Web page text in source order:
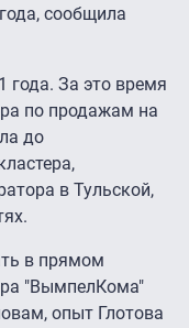
сообщила
года. За это время
по продажам на
до
в Тульской,
в прямом
"ВымпелКома"
опыт Глотова